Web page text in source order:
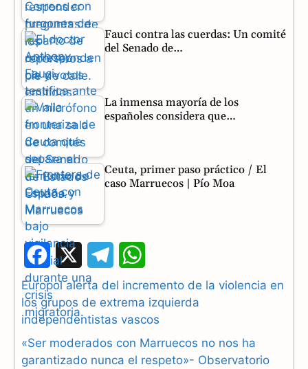
Fauci contra las cuerdas: Un comité
del Senado de…
La inmensa mayoría de los
españoles considera que…
Ceuta, primer paso práctico / El
caso Marruecos | Pío Moa
F
a
c
b
e
l
g
h
a
s
Europol alerta del incremento de la violencia en
los grupos de extrema izquierda
independentistas vascos
«Ser moderados con Marruecos no nos ha
garantizado nunca el respeto»- Observatorio